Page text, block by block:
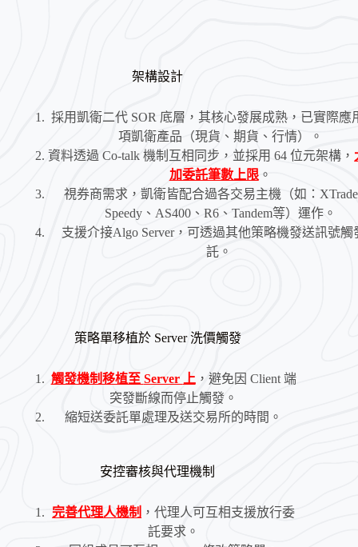
架構設計
採用凱衛二代 SOR 底層，其核心發展成熟，已實際應
項凱衛產品（現貨、期貨、行情）。
資料透過 Co-talk 機制互相同步，並採用 64 位元架構，
加委託筆數上限。
視券商需求，凱衛皆配合過各交易主機（如：
Speedy、AS400、R6、Tandem等）運作。
支援介接Algo Server，可透過其他策略機發送訊號觸
託。
策略單移植於 Server 洗價觸發
觸發機制移植至 Server 上 ，避免因 Client 端
突發斷線而停止觸發。
縮短送委託單處理及送交易所的時間。
安控審核與代理機制
完善代理人機制 ，代理人可互相支援放行委
託要求。